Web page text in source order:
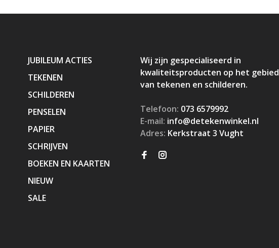
JUBILEUM ACTIES
TEKENEN
SCHILDEREN
PENSELEN
PAPIER
SCHRIJVEN
BOEKEN EN KAARTEN
NIEUW
SALE
Wij zijn gespecialiseerd in
kwaliteitsproducten op het gebied
van tekenen en schilderen.
Telefoon: 073 6579992
E-mail: info@detekenwinkel.nl
Adres: Kerkstraat 3 Vught